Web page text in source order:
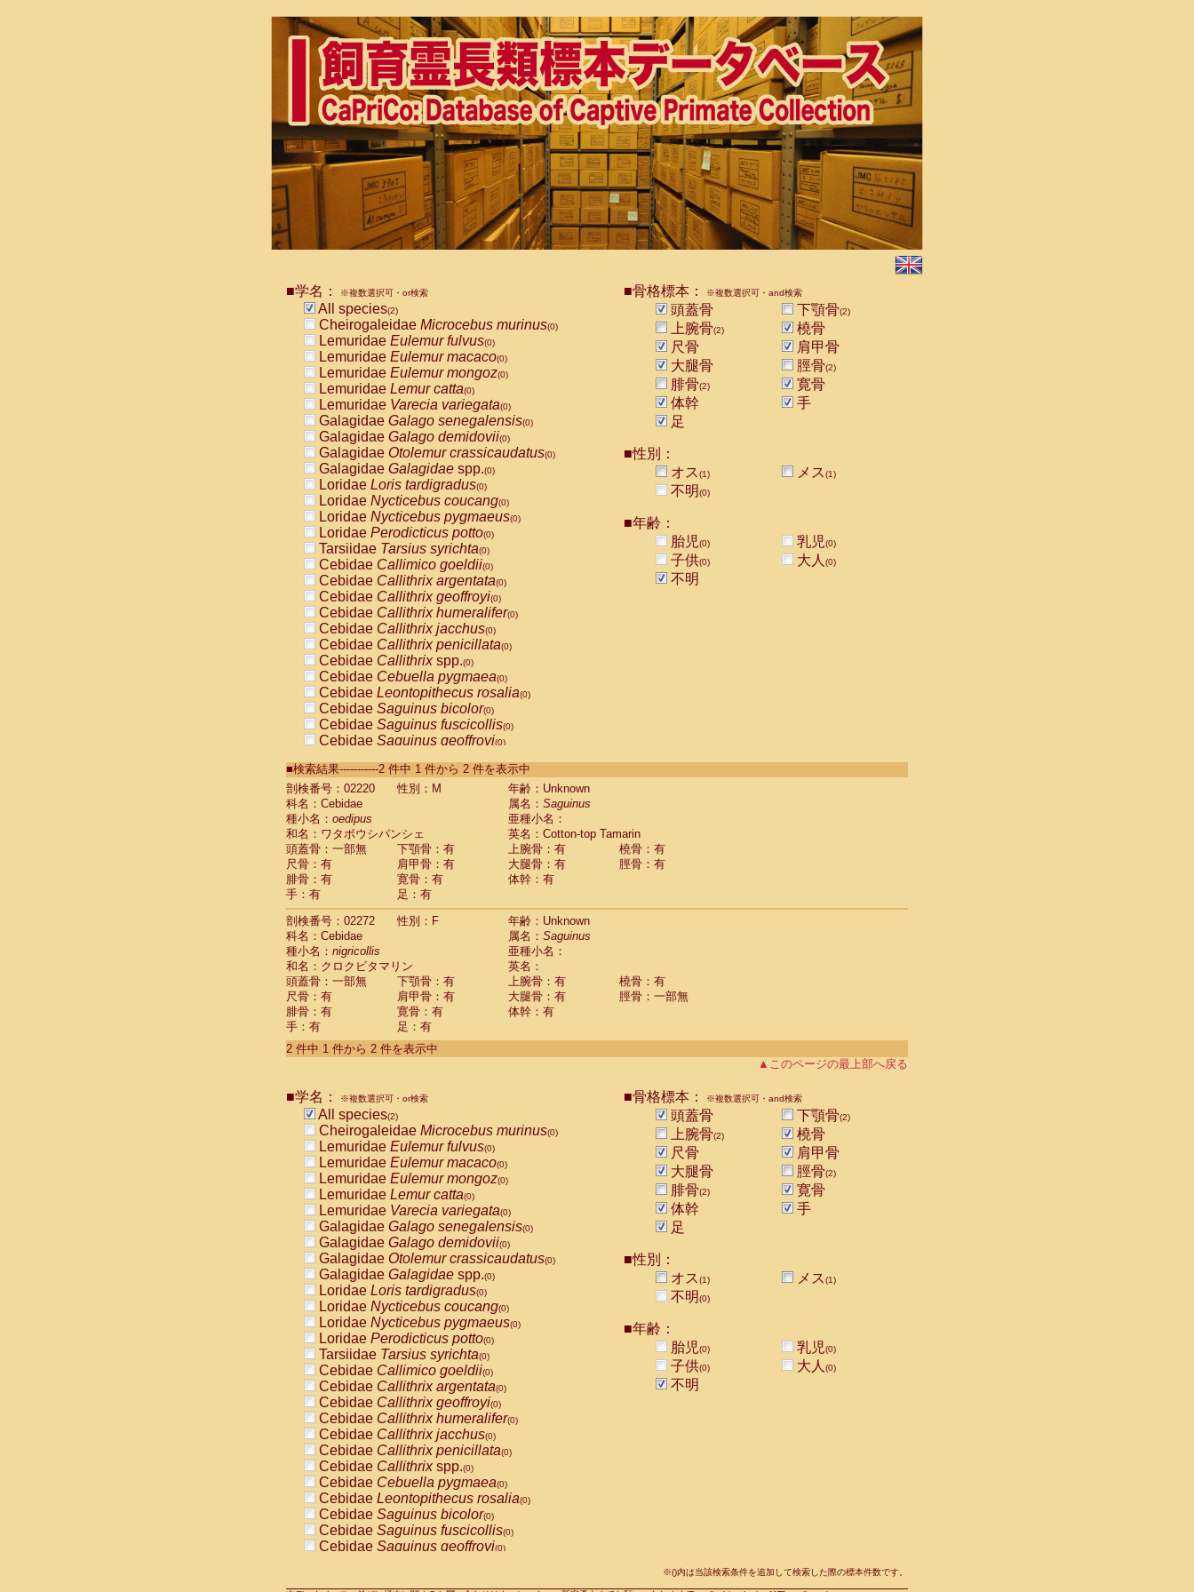
■学名： ※複数選択可・or検索
All species(2)
Cheirogaleidae Microcebus murinus(0)
Lemuridae Eulemur fulvus(0)
Lemuridae Eulemur macaco(0)
Lemuridae Eulemur mongoz(0)
Lemuridae Lemur catta(0)
Lemuridae Varecia variegata(0)
Galagidae Galago senegalensis(0)
Galagidae Galago demidovii(0)
Galagidae Otolemur crassicaudatus(0)
Galagidae Galagidae spp.(0)
Loridae Loris tardigradus(0)
Loridae Nycticebus coucang(0)
Loridae Nycticebus pygmaeus(0)
Loridae Perodicticus potto(0)
Tarsiidae Tarsius syrichta(0)
Cebidae Callimico goeldii(0)
Cebidae Callithrix argentata(0)
Cebidae Callithrix geoffroyi(0)
Cebidae Callithrix humeralifer(0)
Cebidae Callithrix jacchus(0)
Cebidae Callithrix penicillata(0)
Cebidae Callithrixspp.(0)
Cebidae Cebuella pygmaea(0)
Cebidae Leontopithecus rosalia(0)
Cebidae Saguinus bicolor(0)
Cebidae Saguinus fuscicollis(0)
Cebidae Saguinus geoffroyi(0)
CebidaeSaguinus labiatus(0)
Cebidae Saguinus leucopus (0)
Cebidae
Cebidae
CebidaeSaguinus nigricollis (1)
Cebidae Saguinus oedipus
Cebidae Saguinus weddelli
Cebidae Saguinusspp.
Cebidae Aotus trivirgatus
Cebidae Cebus albifrons
Cebidae
CebidaeCebus capucinus
CebidaeCebus nigrivittatus
Cebidae Cebusspp.(0)
Cebidae Saimiri boliviensis
Cebidae Saimiri sciureus
Atelidae Alouatta caraya
AtelidaeAlouatta fusca
AtelidaeAlouatta seniculus
AtelidaeAteles belzebuth
AtelidaeAteles geoffroyi
AtelidaeAteles paniscus(0)
AtelidaeAtelesspp. (0)
AtelidaeLagothrix lagothricha
AtelidaeLagothrix lagothricha cana
PitheciidaeCacajao calvus rubicundus
PitheciidaeCallicebus cupreus
PitheciidaeCallicebus donacophilus
PitheciidaeCallicebus moloch
PitheciidaeCallicebus torquatus(0)
PitheciidaeCallicebusspp.
PitheciidaeChiropotes satanas
PitheciidaePithecia monachus
PitheciidaePithecia pithecia (0)
CercopithecidaeCercocebus agilis
CercopithecidaeCercocebus galeritus chrysogaster
CercopithecidaeCercocebus torquatus atys
CercopithecidaeCercocebus torquatus lunulatus
CercopithecidaeCercocebus torquatus torquatus
CercopithecidaeCercocebushybrid
CercopithecidaeCercocebusspp.
CercopithecidaeLophocebus albigena
CercopithecidaePapio anubis
CercopithecidaePapio cynocephalus
CercopithecidaePapio hamadryas
CercopithecidaePapio papio
CercopithecidaePapiospp.(0)
CercopithecidaeMandrillus leucophaeus
CercopithecidaeMandrillus sphinx
CercopithecidaeMacaca arctoides(0)
■骨格標本： ※複数選択可・and検索
頭蓋骨 下顎骨(2)
上腕骨(2)
橈骨
尺骨
肩甲骨
大腿骨
脛骨(2)
腓骨(2)
寛骨
体幹
手
足
■性別：
オス(1) メス(1)
不明(0)
■年齢：
胎児(0) 乳児(0)
子供(0) 大人 (0)
不明
■検索結果-----------2 件中 1 件から 2 件を表示中
剖検番号：02220
性別：M
年齢：Unknown
科名：Cebidae
属名： Saguinus
種小名： oedipus
亜種小名：
和名：ワタボウシパンシェ
英名：Cotton-top Tamarin
頭蓋骨：一部無
下顎骨：有 上腕骨：有
橈骨：有
尺骨：有
肩甲骨：有 大腿骨：有
脛骨：有
腓骨：有
寛骨：有
体幹：有
手：有
足：有
剖検番号：02272
性別：F
年齢：Unknown
科名：Cebidae
属名： Saguinus
種小名： nigricollis
亜種小名：
和名：クロクビタマリン
英名：
頭蓋骨：一部無
下顎骨：有 上腕骨：有
橈骨：有
尺骨：有
肩甲骨：有 大腿骨：有
脛骨：一部無
腓骨：有
寛骨：有
体幹：有
手：有
足：有
2 件中 1 件から 2 件を表示中
▲このページの最上部へ戻る
■学名： ※複数選択可・or検索
All species(2)
Cheirogaleidae Microcebus murinus(0)
Lemuridae Eulemur fulvus(0)
Lemuridae Eulemur macaco(0)
Lemuridae Eulemur mongoz(0)
Lemuridae Lemur catta(0)
Lemuridae Varecia variegata(0)
Galagidae Galago senegalensis(0)
Galagidae Galago demidovii(0)
Galagidae Otolemur crassicaudatus(0)
Galagidae Galagidae spp.(0)
Loridae Loris tardigradus(0)
Loridae Nycticebus coucang(0)
Loridae Nycticebus pygmaeus(0)
Loridae Perodicticus potto(0)
Tarsiidae Tarsius syrichta(0)
Cebidae Callimico goeldii(0)
Cebidae Callithrix argentata(0)
Cebidae Callithrix geoffroyi(0)
Cebidae Callithrix humeralifer(0)
Cebidae Callithrix jacchus(0)
Cebidae Callithrix penicillata(0)
Cebidae Callithrixspp.(0)
Cebidae Cebuella pygmaea(0)
Cebidae Leontopithecus rosalia(0)
Cebidae Saguinus bicolor(0)
Cebidae Saguinus fuscicollis(0)
Cebidae Saguinus geoffroyi(0)
■骨格標本： ※複数選択可・and検索
頭蓋骨 下顎骨(2)
上腕骨(2)
橈骨
尺骨
肩甲骨
大腿骨
脛骨(2)
腓骨(2)
寛骨
体幹
手
足
■性別：
オス(1) メス(1)
不明(0)
■年齢：
胎児(0) 乳児(0)
子供(0) 大人 (0)
不明
※()内は当該検索条件を追加して検索した際の標本件数です。